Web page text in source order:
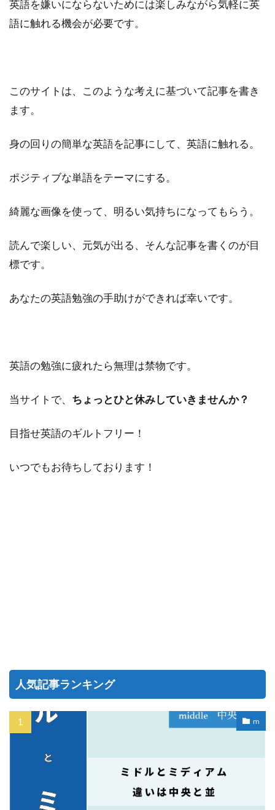
英語を嫌いにならないためには楽しみながら気軽に英
語に触れる機会が必要です。
このサイトは、このような考えに基づいて記事を書き
ます。
身の回りの簡単な英語を記事にして、英語に触れる。
ポジティブな単語をテーマにする。
綺麗な画像を使って、明るい気持ちになってもらう。
読んで楽しい、元気が出る、そんな記事を書くのが目
標です。
あなたの英語勉強の手助けができれば幸いです。
英語の勉強に疲れたら無理は禁物です。
当サイトで、 ちょっとひと休みしていきませんか？
目指せ英語のギルトフリー！
いつでもお待ちしております！
人気記事ランキング
m